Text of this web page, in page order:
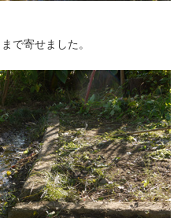
で寄せました。